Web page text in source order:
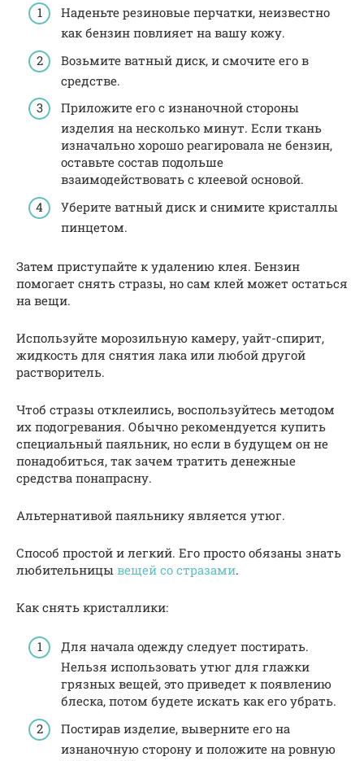
Наденьте резиновые перчатки, неизвестно
как бензин повлияет на вашу кожу.
Возьмите ватный диск, и смочите его в
средстве.
Приложите его с изнаночной стороны
изделия на несколько минут. Если ткань
изначально хорошо реагировала не бензин,
оставьте состав подольше
взаимодействовать с клеевой основой.
Уберите ватный диск и снимите кристаллы
пинцетом.
Затем приступайте к удалению клея. Бензин
помогает снять стразы, но сам клей может остаться
на вещи.
Используйте морозильную камеру, уайт-спирит,
жидкость для снятия лака или любой другой
растворитель.
Чтоб стразы отклеились, воспользуйтесь методом
их подогревания. Обычно рекомендуется купить
специальный паяльник, но если в будущем он не
понадобиться, так зачем тратить денежные
средства понапрасну.
Альтернативой паяльнику является утюг.
Способ простой и легкий. Его просто обязаны знать
любительницы вещей со стразами.
Как снять кристаллики:
Для начала одежду следует постирать.
Нельзя использовать утюг для глажки
грязных вещей, это приведет к появлению
блеска, потом будете искать как его убрать.
Постирав изделие, выверните его на
изнаночную сторону и положите на ровную